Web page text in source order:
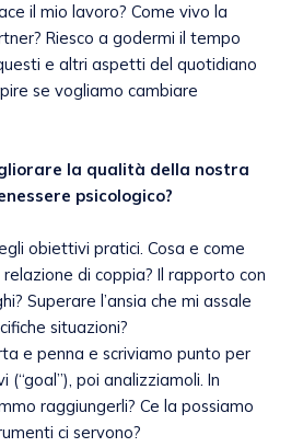
il mio lavoro? Come vivo la
Riesco a godermi il tempo
e altri aspetti del quotidiano
se vogliamo cambiare
la qualità della nostra
psicologico?
obiettivi pratici. Cosa e come
di coppia? Il rapporto con
Superare l’ansia che mi assale
situazioni?
e penna e scriviamo punto per
poi analizziamoli. In
raggiungerli? Ce la possiamo
ci servono?